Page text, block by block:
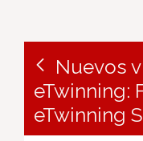
Nuevos
eTwinning:
eTwinning